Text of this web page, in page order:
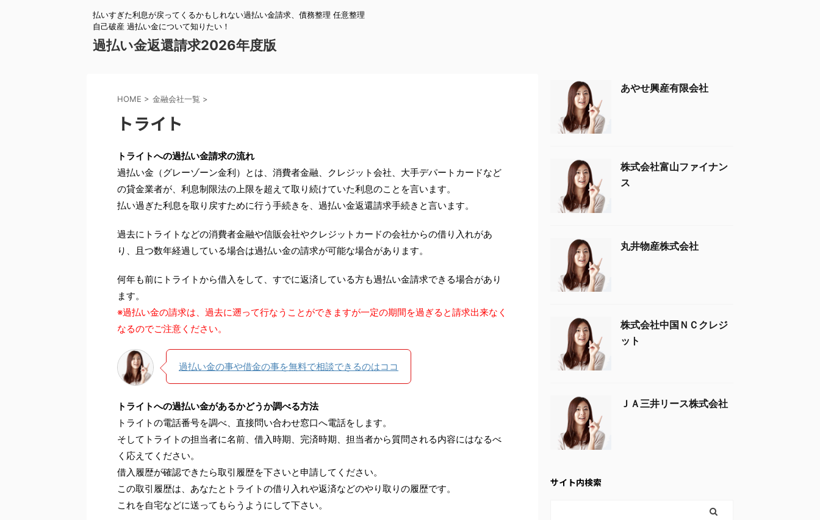
払いすぎた利息が戻ってくるかもしれない過払い金請求、債務整理 任意整理
自己破産 過払い金について知りたい！
過払い金返還請求2026年度版
HOME > 金融会社一覧 >
トライト
トライトへの過払い金請求の流れ
過払い金（グレーゾーン金利）とは、消費者金融、クレジット会社、大手デパートカードなど
の貸金業者が、利息制限法の上限を超えて取り続けていた利息のことを言います。
払い過ぎた利息を取り戻すために行う手続きを、過払い金返還請求手続きと言います。
過去にトライトなどの消費者金融や信販会社やクレジットカードの会社からの借り入れがあ
り、且つ数年経過している場合は過払い金の請求が可能な場合があります。
何年も前にトライトから借入をして、すでに返済している方も過払い金請求できる場合があり
ます。
※過払い金の請求は、過去に遡って行なうことができますが一定の期間を過ぎると請求出来なく
なるのでご注意ください。
過払い金の事や借金の事を無料で相談できるのはココ
トライトへの過払い金があるかどうか調べる方法
トライトの電話番号を調べ、直接問い合わせ窓口へ電話をします。
そしてトライトの担当者に名前、借入時期、完済時期、担当者から質問される内容にはなるべ
く応えてください。
借入履歴が確認できたら取引履歴を下さいと申請してください。
この取引履歴は、あなたとトライトの借り入れや返済などのやり取りの履歴です。
これを自宅などに送ってもらうようにして下さい。
あやせ興産有限会社
株式会社富山ファイナン
ス
丸井物産株式会社
株式会社中国ＮＣクレジ
ット
ＪＡ三井リース株式会社
サイト内検索